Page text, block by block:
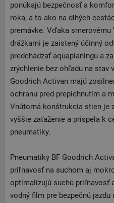
ponúkajú bezpečnosť a
roka, a to ako na dlhých
premávke. Vďaka
drážkami je zaistený účinný
predchádzať aquaplaningu a
zrýchlenie bez ohľadu na stav
Goodrich Activan majú
ochranu pred prepichnutím a
Vnútorná konštrukcia stien je
vyššie zaťaženie a prispela k
pneumatiky.
Pneumatiky BF Goodrich
priľnavosť na suchom aj
optimalizujú suchú priľnavosť
vodný film pre bezpečnú